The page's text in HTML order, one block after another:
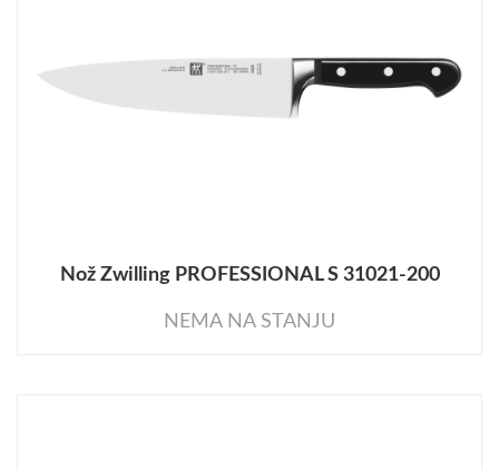
Nož Zwilling PROFESSIONAL S 31021-200
NEMA NA STANJU